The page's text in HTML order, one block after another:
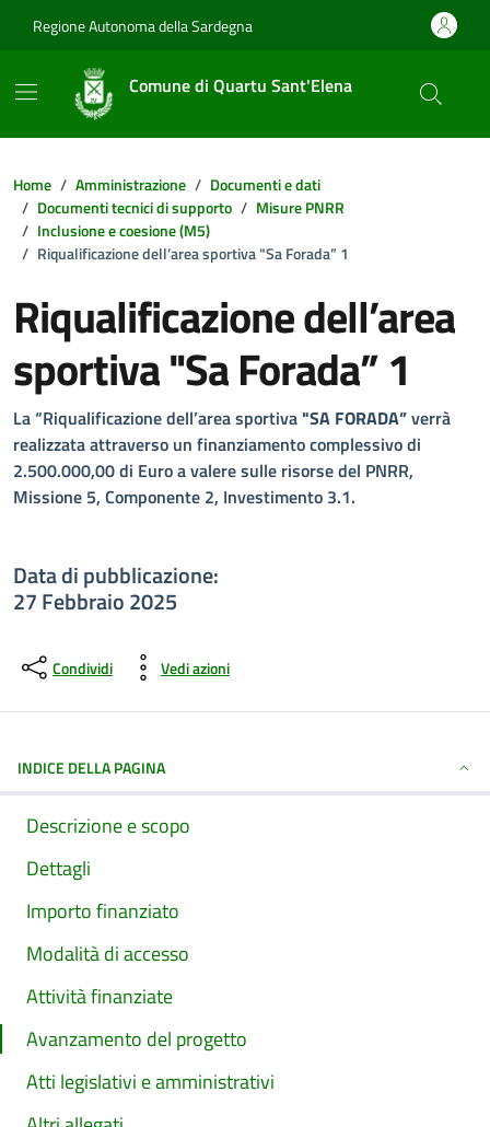
Regione Autonoma della Sardegna
Comune di Quartu Sant'Elena
Home Amministrazione
Documenti e dati
Documenti tecnici di supporto
Misure PNRR
Inclusione e coesione (M5)
Riqualificazione dell’area sportiva "Sa Forada” 1
Riqualificazione dell’area
sportiva "Sa Forada” 1
Dettagli della notizia
La “Riqualificazione dell’area sportiva "SA FORADA”verrà
realizzata attraverso un finanziamento complessivo di
2.500.000,00 di Euro a valere sulle risorse del PNRR,
Missione 5, Componente 2, Investimento 3.1.
Data di pubblicazione:
27 Febbraio 2025
Condividi Vedi azioni
INDICE DELLA PAGINA
Descrizione e scopo
Dettagli
Importo finanziato
Modalità di accesso
Attività finanziate
Avanzamento del progetto
Atti legislativi e amministrativi